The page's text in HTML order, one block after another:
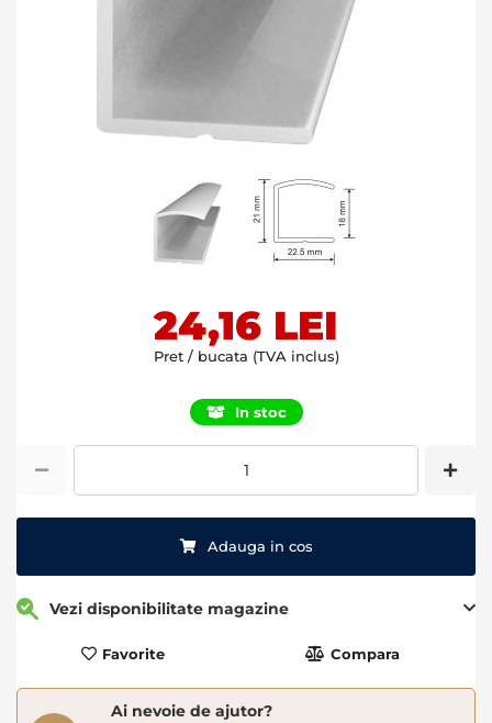
24,16 LEI
Pret / bucata (TVA inclus)
In stoc
Adauga in cos
Vezi disponibilitate magazine
Favorite Compara
Ai nevoie de ajutor?